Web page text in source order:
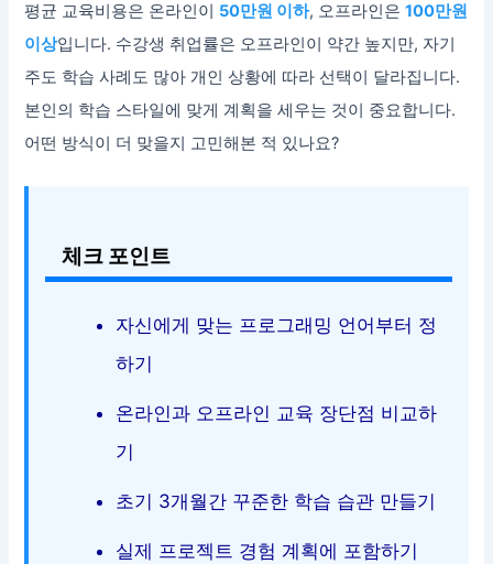
평균 교육비용은 온라인이 50만원 이하, 오프라인은100만원
이상입니다. 수강생 취업률은 오프라인이 약간 높지만, 자기
주도 학습 사례도 많아 개인 상황에 따라 선택이 달라집니다.
본인의 학습 스타일에 맞게 계획을 세우는 것이 중요합니다.
어떤 방식이 더 맞을지 고민해본 적 있나요?
체크 포인트
자신에게 맞는 프로그래밍 언어부터 정
하기
온라인과 오프라인 교육 장단점 비교하
기
초기 3개월간 꾸준한 학습 습관 만들기
실제 프로젝트 경험 계획에 포함하기